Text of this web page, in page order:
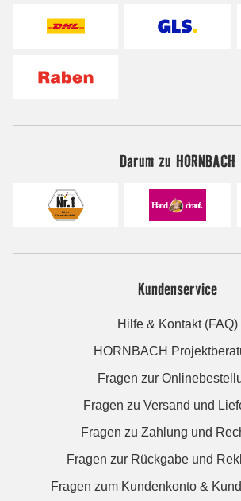
Darum zu HORNBACH
Kundenservice
Hilfe & Kontakt (FAQ)
HORNBACH
Fragen zur
Fragen zu Versand und
Fragen zu Zahlung und
Fragen zur Rückgabe und
Fragen zum Kundenkonto &